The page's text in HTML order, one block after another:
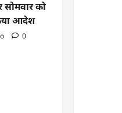
को
आदेश
0